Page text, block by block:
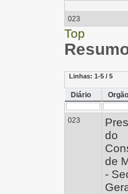
023
Top
Linhas: 1-5 / 5
Diário Orgão
023
do
de
-